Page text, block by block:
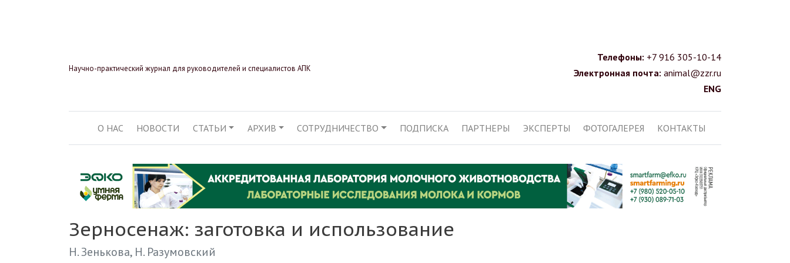
Научно-практический журнал для руководителей и специалистов АПК
Телефоны: +7 916 305-10-14
Электронная почта: animal@zzr.ru
ENG
ОСНОВНАЯ НАВИГАЦИЯ
О НАС НОВОСТИ СТАТЬИ АРХИВ СОТРУДНИЧЕСТВО ПОДПИСКА ПАРТНЕРЫ ЭКСПЕРТЫ ФОТОГАЛЕРЕЯ КОНТАКТЫ
Зерносенаж: заготовка и использование
Н. Зенькова Н. Разумовский